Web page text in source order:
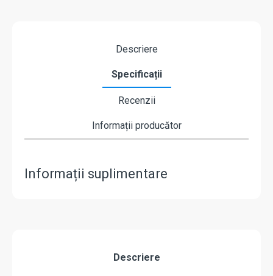
Descriere
Specificații
Recenzii
Informații producător
Informații suplimentare
Descriere